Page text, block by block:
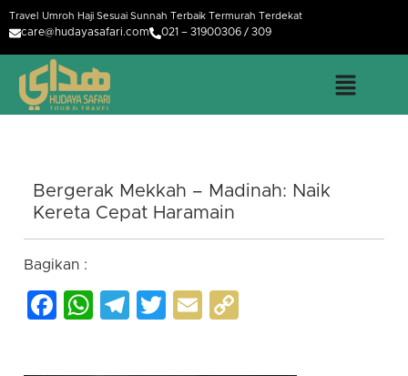
Travel Umroh Haji Sesuai Sunnah Terbaik Termurah Terdekat
care@hudayasafari.com 021 – 31900306 / 309
Bergerak Mekkah – Madinah: Naik
Kereta Cepat Haramain
Bagikan :
Facebook
WhatsApp
Telegram
Twitter
Email